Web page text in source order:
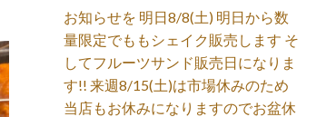
お知らせを 明日8/8(土) 明日から数
量限定でももシェイク販売します そ
してフルーツサンド販売日になりま
す!! 来週8/15(土)は市場休みのため
当店もお休みになりますのでお盆休